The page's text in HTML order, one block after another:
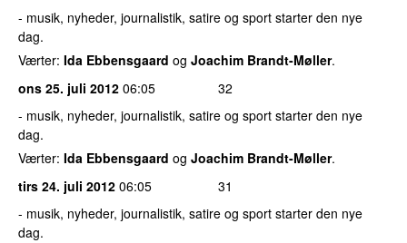
- musik, nyheder, journalistik, satire og sport starter den nye
dag.
Værter: Ida Ebbensgaard og Joachim Brandt-Møller.
ons 25. juli 2012 06:05
32
- musik, nyheder, journalistik, satire og sport starter den nye
dag.
Værter: Ida Ebbensgaard og Joachim Brandt-Møller.
tirs 24. juli 2012 06:05
31
- musik, nyheder, journalistik, satire og sport starter den nye
dag.